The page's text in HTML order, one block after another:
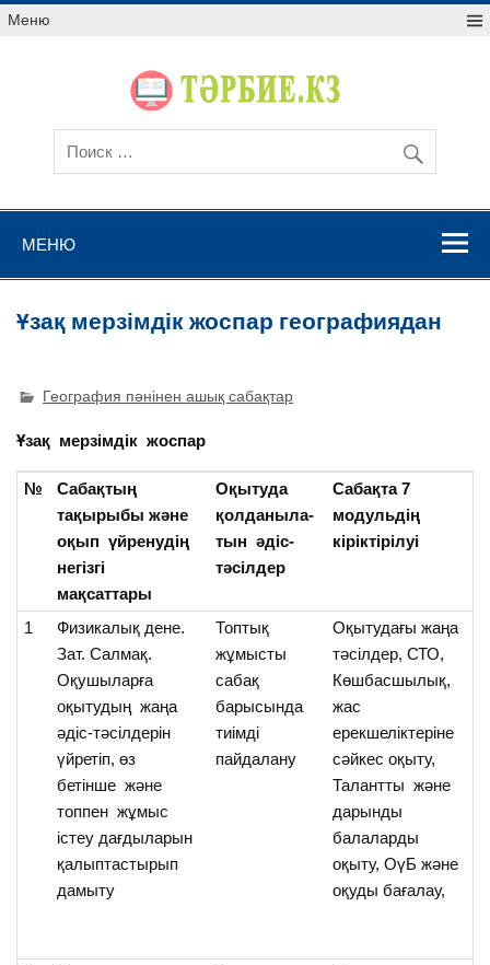
Меню
МЕНЮ
Ұзақ мерзімдік жоспар географиядан
География пәнінен ашық сабақтар
Ұзақ мерзімдік жоспар
№
Сабақтың
тақырыбы және
оқып үйренудің
негізгі
мақсаттары
Оқытуда
қолданыла-
тын әдіс-
тәсілдер
Сабақта 7
модульдің
кіріктірілуі
1
Физикалық дене.
Зат. Салмақ.
Оқушыларға
оқытудың жаңа
әдіс-тәсілдерін
үйретіп, өз
бетінше және
топпен жұмыс
істеу дағдыларын
қалыптастырып
дамыту
Топтық
жұмысты
сабақ
барысында
тиімді
пайдалану
Оқытудағы жаңа
тәсілдер, СТО,
Көшбасшылық,
жас
ерекшеліктеріне
сәйкес оқыту,
Талантты және
дарынды
балаларды
оқыту, ОүБ және
оқуды бағалау,